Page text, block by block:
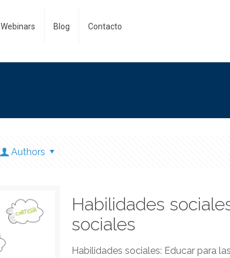
Webinars Blog Contacto
Authors
Habilidades
sociales
Habilidades sociales: Educar para